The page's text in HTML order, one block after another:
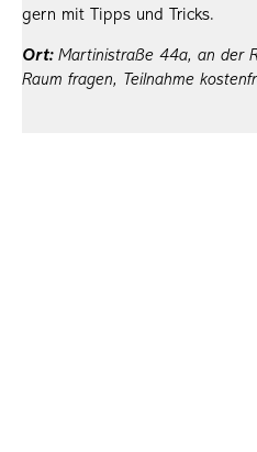
gern mit Tipps und Tricks.
Ort: Martinistraße 44a, an der
Raum fragen, Teilnahme